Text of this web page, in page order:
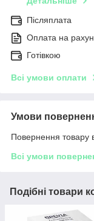
Післяплата
Оплата на
Готівкою
Всі умови оплати
Умови
Повернення товару
Всі умови
Подібні товари